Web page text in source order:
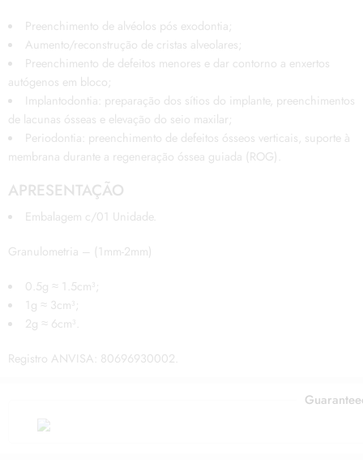
Preenchimento de alvéolos pós exodontia;
Aumento/reconstrução de cristas alveolares;
Preenchimento de defeitos menores e dar contorno a enxertos
autógenos em bloco;
Implantodontia: preparação dos sítios do implante, preenchimentos
de lacunas ósseas e elevação do seio maxilar;
Periodontia: preenchimento de defeitos ósseos verticais, suporte à
membrana durante a regeneração óssea guiada (ROG).
APRESENTAÇÃO
Embalagem c/01 Unidade.
Granulometria – (1mm-2mm)
0.5g ≈ 1.5cm³;
1g ≈ 3cm³;
2g ≈ 6cm³.
Registro ANVISA: 80696930002.